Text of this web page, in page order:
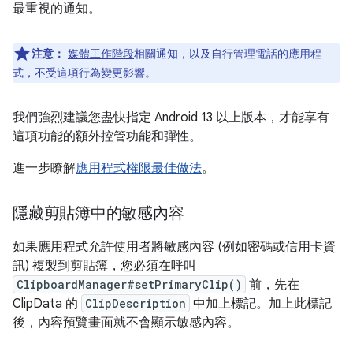
最重視的通知。
注意： 媒體工作階段相關通知，以及自行管理電話的應用程
式，不受這項行為變更影響。
我們強烈建議您盡快指定 Android 13 以上版本，才能享有
這項功能的額外控管功能和彈性。
進一步瞭解應用程式權限最佳做法。
隱藏剪貼簿中的敏感內容
如果應用程式允許使用者將敏感內容 (例如密碼或信用卡資
訊) 複製到剪貼簿，您必須在呼叫
ClipboardManager#setPrimaryClip() 前，先在
ClipData 的 ClipDescription 中加上標記。加上此標記
後，內容預覽畫面就不會顯示敏感內容。